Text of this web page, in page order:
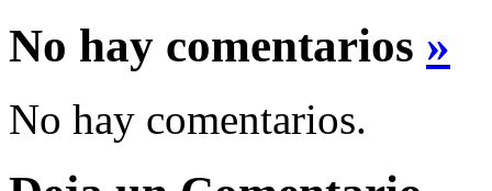
No hay comentarios »
No hay comentarios.